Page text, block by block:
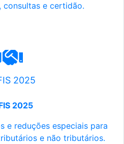
consultas e certidão.
2025
2025
e reduções especiais para
e não tributários.